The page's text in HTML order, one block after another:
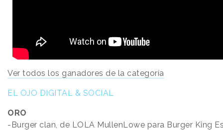
Ver todos los ganadores de la categoría
EL OJO DIGITAL & SOCIAL
ORO
-Burger clan, de LOLA MullenLowe para Burger King